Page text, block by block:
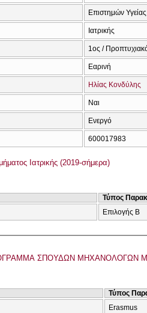
Επιστημών Υγείας
Ιατρικής
1ος /
Εαρινή
Ηλίας Κονδύλης
Ναι
Ενεργό
600017983
Ιατρικής (2019-σήμερα)
Τύπος
Επιλογής Β
ΣΠΟΥΔΩΝ ΜΗΧΑΝΟΛΟΓΩΝ
Τύπος
Erasmus